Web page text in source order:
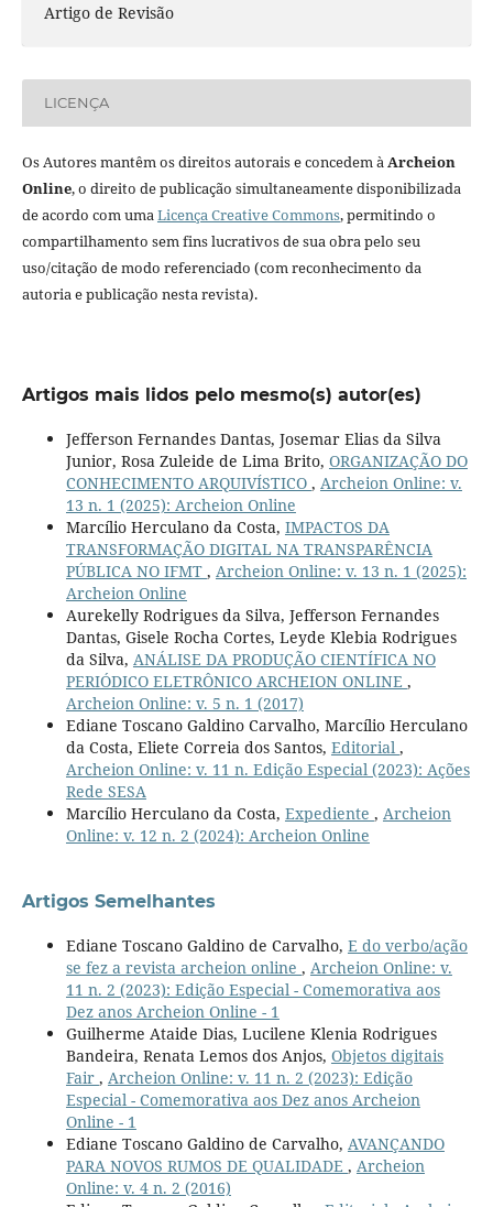
Artigo de Revisão
LICENÇA
Os Autores mantêm os direitos autorais e concedem àArcheion
Online, o direito de publicação simultaneamente disponibilizada
de acordo com umaLicença Creative Commons, permitindo o
compartilhamento sem fins lucrativos de sua obra pelo seu
uso/citação de modo referenciado (com reconhecimento da
autoria e publicação nesta revista).
Artigos mais lidos pelo mesmo(s) autor(es)
Jefferson Fernandes Dantas, Josemar Elias da Silva
Junior, Rosa Zuleide de Lima Brito, ORGANIZAÇÃO DO
CONHECIMENTO ARQUIVÍSTICO , Archeion Online: v.
13 n. 1 (2025): Archeion Online
Marcílio Herculano da Costa, IMPACTOS DA
TRANSFORMAÇÃO DIGITAL NA TRANSPARÊNCIA
PÚBLICA NO IFMT , Archeion Online: v. 13 n. 1 (2025):
Archeion Online
Aurekelly Rodrigues da Silva, Jefferson Fernandes
Dantas, Gisele Rocha Cortes, Leyde Klebia Rodrigues
da Silva, ANÁLISE DA PRODUÇÃO CIENTÍFICA NO
PERIÓDICO ELETRÔNICO ARCHEION ONLINE ,
Archeion Online: v. 5 n. 1 (2017)
Ediane Toscano Galdino Carvalho, Marcílio Herculano
da Costa, Eliete Correia dos Santos, Editorial ,
Archeion Online: v. 11 n. Edição Especial (2023): Ações
Rede SESA
Marcílio Herculano da Costa, Expediente , Archeion
Online: v. 12 n. 2 (2024): Archeion Online
Artigos Semelhantes
Ediane Toscano Galdino de Carvalho, E do verbo/ação
se fez a revista archeion online , Archeion Online: v.
11 n. 2 (2023): Edição Especial - Comemorativa aos
Dez anos Archeion Online - 1
Guilherme Ataide Dias, Lucilene Klenia Rodrigues
Bandeira, Renata Lemos dos Anjos, Objetos digitais
Fair , Archeion Online: v. 11 n. 2 (2023): Edição
Especial - Comemorativa aos Dez anos Archeion
Online - 1
Ediane Toscano Galdino de Carvalho, AVANÇANDO
PARA NOVOS RUMOS DE QUALIDADE , Archeion
Online: v. 4 n. 2 (2016)